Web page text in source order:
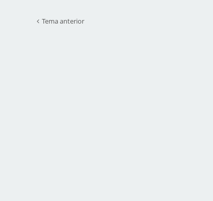
Tema anterior